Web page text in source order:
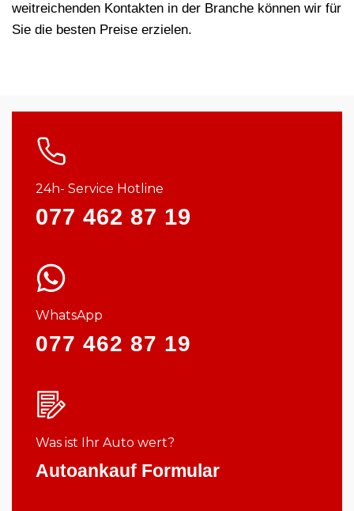
weitreichenden Kontakten in der Branche können wir für
Sie die besten Preise erzielen.
24h- Service Hotline
077 462 87 19
WhatsApp
077 462 87 19
Was ist Ihr Auto wert?
Autoankauf Formular